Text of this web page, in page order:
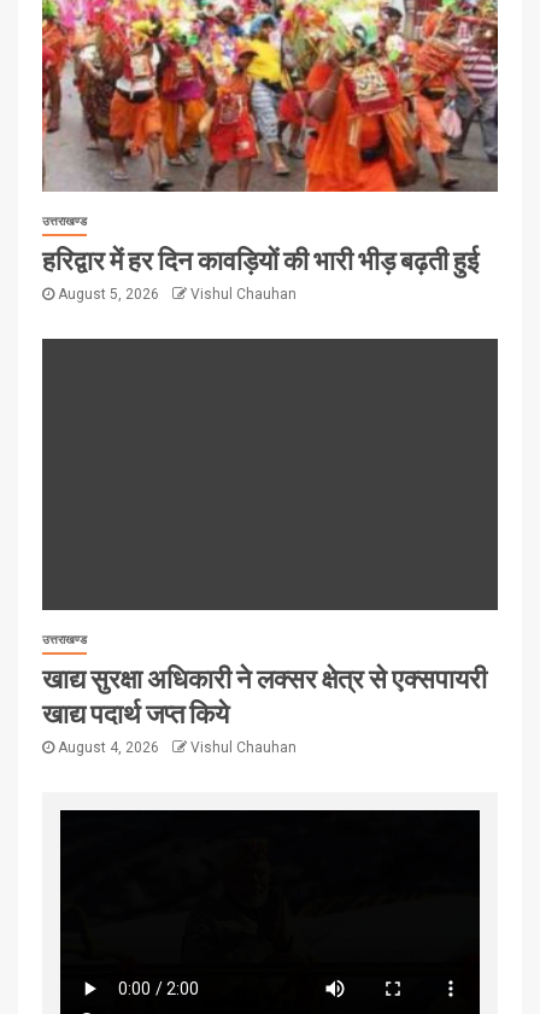
उत्तराखण्ड
हरिद्वार में हर दिन कावड़ियों की भारी भीड़ बढ़ती हुई
August 5, 2026 Vishul Chauhan
उत्तराखण्ड
खाद्य सुरक्षा अधिकारी ने लक्सर क्षेत्र से एक्सपायरी
खाद्य पदार्थ जप्त किये
August 4, 2026 Vishul Chauhan